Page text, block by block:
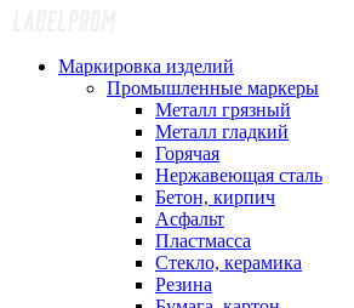
Маркировка изделий
Промышленные маркеры
Металл грязный
Металл гладкий
Горячая
Нержавеющая сталь
Бетон, кирпич
Асфальт
Пластмасса
Стекло, керамика
Резина